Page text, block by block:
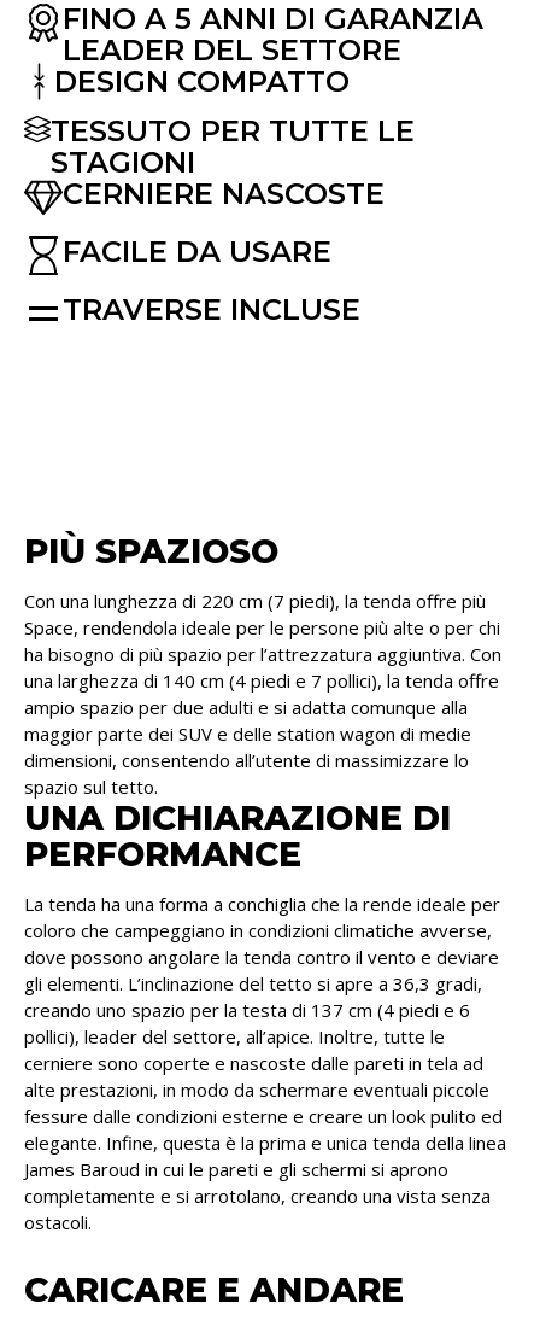
FINO A 5 ANNI DI GARANZIA
LEADER DEL SETTORE
DESIGN COMPATTO
TESSUTO PER TUTTE LE
STAGIONI
CERNIERE NASCOSTE
FACILE DA USARE
TRAVERSE INCLUSE
PIÙ SPAZIOSO
Con una lunghezza di 220 cm (7 piedi), la tenda offre più
Space, rendendola ideale per le persone più alte o per chi
ha bisogno di più spazio per l’attrezzatura aggiuntiva. Con
una larghezza di 140 cm (4 piedi e 7 pollici), la tenda offre
ampio spazio per due adulti e si adatta comunque alla
maggior parte dei SUV e delle station wagon di medie
dimensioni, consentendo all’utente di massimizzare lo
spazio sul tetto.
UNA DICHIARAZIONE DI
PERFORMANCE
La tenda ha una forma a conchiglia che la rende ideale per
coloro che campeggiano in condizioni climatiche avverse,
dove possono angolare la tenda contro il vento e deviare
gli elementi. L’inclinazione del tetto si apre a 36,3 gradi,
creando uno spazio per la testa di 137 cm (4 piedi e 6
pollici), leader del settore, all’apice. Inoltre, tutte le
cerniere sono coperte e nascoste dalle pareti in tela ad
alte prestazioni, in modo da schermare eventuali piccole
fessure dalle condizioni esterne e creare un look pulito ed
elegante. Infine, questa è la prima e unica tenda della linea
James Baroud in cui le pareti e gli schermi si aprono
completamente e si arrotolano, creando una vista senza
ostacoli.
CARICARE E ANDARE